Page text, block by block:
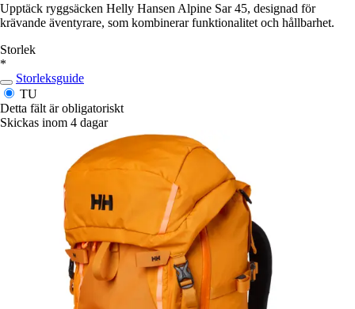
Upptäck ryggsäcken Helly Hansen Alpine Sar 45, designad för
krävande äventyrare, som kombinerar funktionalitet och hållbarhet.
Storlek
*
Storleksguide
TU
Detta fält är obligatoriskt
Skickas inom 4 dagar